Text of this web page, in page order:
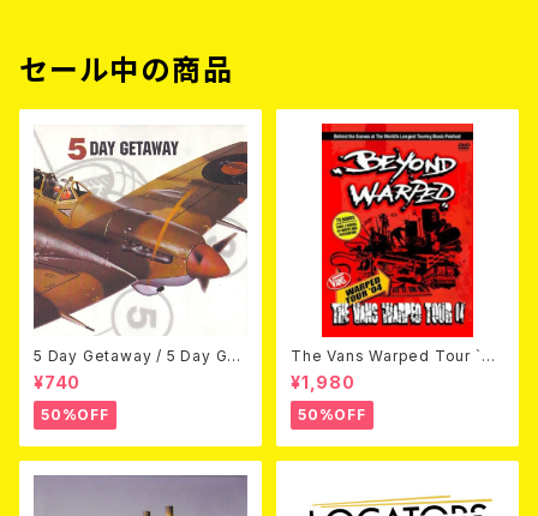
セール中の商品
5 Day Getaway / 5 Day Get
away (CDEP)
¥740
50%OFF
The Vans Warped Tour `04
Beyond Warped (国内盤DV
D)
¥1,980
50%OFF